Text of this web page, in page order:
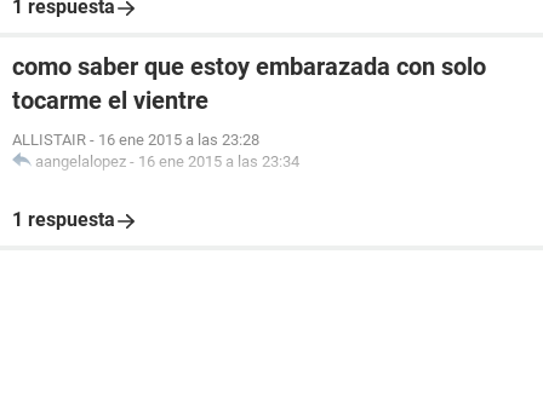
1 respuesta
como saber que estoy embarazada con solo
tocarme el vientre
ALLISTAIR - 16 ene 2015 a las 23:28
aangelalopez - 16 ene 2015 a las 23:34
1 respuesta